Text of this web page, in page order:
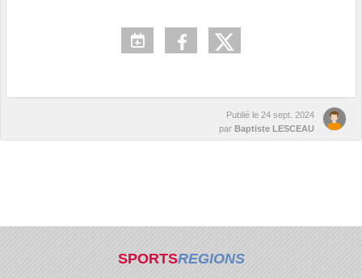
Publié le 24 sept. 2024
par Baptiste LESCEAU
SPORTSREGIONS